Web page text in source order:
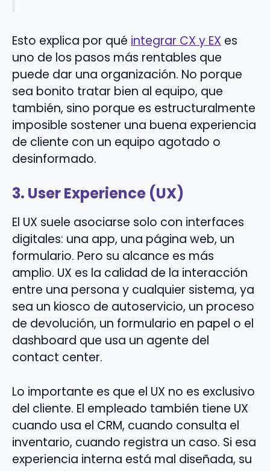
Esto explica por qué integrar CX y EX es
uno de los pasos más rentables que
puede dar una organización. No porque
sea bonito tratar bien al equipo, que
también, sino porque es estructuralmente
imposible sostener una buena experiencia
de cliente con un equipo agotado o
desinformado.
3. User Experience (UX)
El UX suele asociarse solo con interfaces
digitales: una app, una página web, un
formulario. Pero su alcance es más
amplio. UX es la calidad de la interacción
entre una persona y cualquier sistema, ya
sea un kiosco de autoservicio, un proceso
de devolución, un formulario en papel o el
dashboard que usa un agente del
contact center.
Lo importante es que el UX no es exclusivo
del cliente. El empleado también tiene UX
cuando usa el CRM, cuando consulta el
inventario, cuando registra un caso. Si esa
experiencia interna está mal diseñada, su